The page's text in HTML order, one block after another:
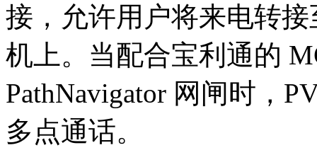
接，允许用户将来电转
机上。当配合宝利通的
PathNavigator 网闸时，
多点通话。